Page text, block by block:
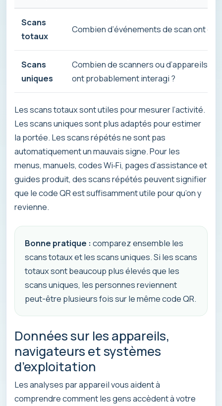
Scans
totaux
Combien d’événements de scan ont eu
Scans
uniques
Combien de scanners ou d’appareils
ont probablement interagi ?
Les scans totaux sont utiles pour mesurer l’activité.
Les scans uniques sont plus adaptés pour estimer
la portée. Les scans répétés ne sont pas
automatiquement un mauvais signe. Pour les
menus, manuels, codes Wi‑Fi, pages d’assistance et
guides produit, des scans répétés peuvent signifier
que le code QR est suffisamment utile pour qu’on y
revienne.
Bonne pratique : comparez ensemble les
scans totaux et les scans uniques. Si les scans
totaux sont beaucoup plus élevés que les
scans uniques, les personnes reviennent
peut-être plusieurs fois sur le même code QR.
Données sur les appareils,
navigateurs et systèmes
d’exploitation
Les analyses par appareil vous aident à
comprendre comment les gens accèdent à votre